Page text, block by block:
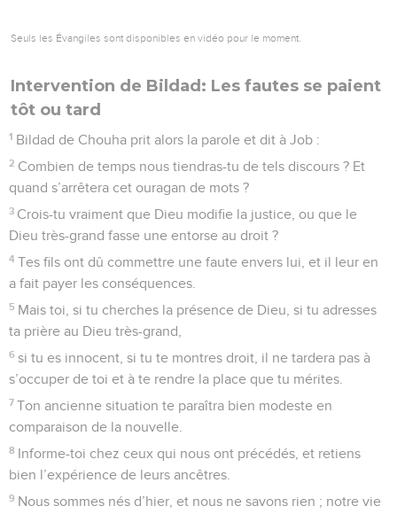
Seuls les Évangiles sont disponibles en vidéo pour le moment.
Intervention de Bildad: Les fautes se paient
tôt ou tard
1 Bildad de Chouha prit alors la parole et dit à Job :
2 Combien de temps nous tiendras-tu de tels discours ? Et
quand s’arrêtera cet ouragan de mots ?
3 Crois-tu vraiment que Dieu modifie la justice, ou que le
Dieu très-grand fasse une entorse au droit ?
4 Tes fils ont dû commettre une faute envers lui, et il leur en
a fait payer les conséquences.
5 Mais toi, si tu cherches la présence de Dieu, si tu adresses
ta prière au Dieu très-grand,
6 si tu es innocent, si tu te montres droit, il ne tardera pas à
s’occuper de toi et à te rendre la place que tu mérites.
7 Ton ancienne situation te paraîtra bien modeste en
comparaison de la nouvelle.
8 Informe-toi chez ceux qui nous ont précédés, et retiens
bien l’expérience de leurs ancêtres.
9 Nous sommes nés d’hier, et nous ne savons rien ; notre vie